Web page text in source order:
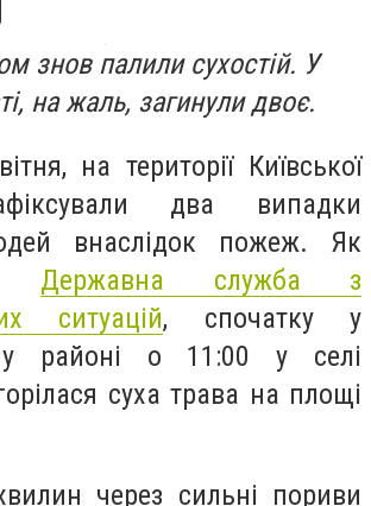
знов палили сухостій. У
на жаль, загинули двоє.
на території Київської
два випадки
внаслідок пожеж. Як
Державна служба з
ситуацій, спочатку у
районі о 11:00 у селі
суха трава на площі
через сильні пориви